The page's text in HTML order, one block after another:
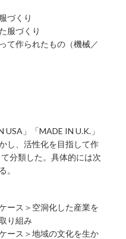
づくり
服づくり
て作られたもの（機械／
USA」「MADE IN U.K.」
し、活性化を目指して作
分類した。具体的には次
。
ース＞空洞化した産業を
り組み
ース＞地域の文化を生か